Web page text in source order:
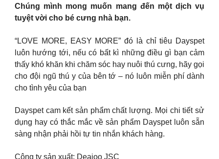
Chúng mình mong muốn mang đến một dịch vụ
tuyệt vời cho bé cưng nhà bạn.
“LOVE MORE, EASY MORE” đó là chỉ tiêu Dayspet
luôn hướng tới, nếu có bất kì những điều gì bạn cảm
thấy khó khăn khi chăm sóc hay nuôi thú cưng, hãy gọi
cho đội ngũ thú y của bên tớ – nó luôn miễn phí dành
cho tình yêu của bạn
Dayspet cam kết sản phẩm chất lượng. Mọi chi tiết sử
dụng hay có thắc mắc về sản phẩm Dayspet luôn sẵn
sàng nhận phải hồi tự tin nhắn khách hàng.
Công ty sản xuất: Deajoo JSC